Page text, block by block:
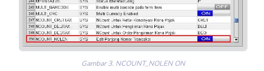
Gambar 3. NCOUNT_NOLEN ON